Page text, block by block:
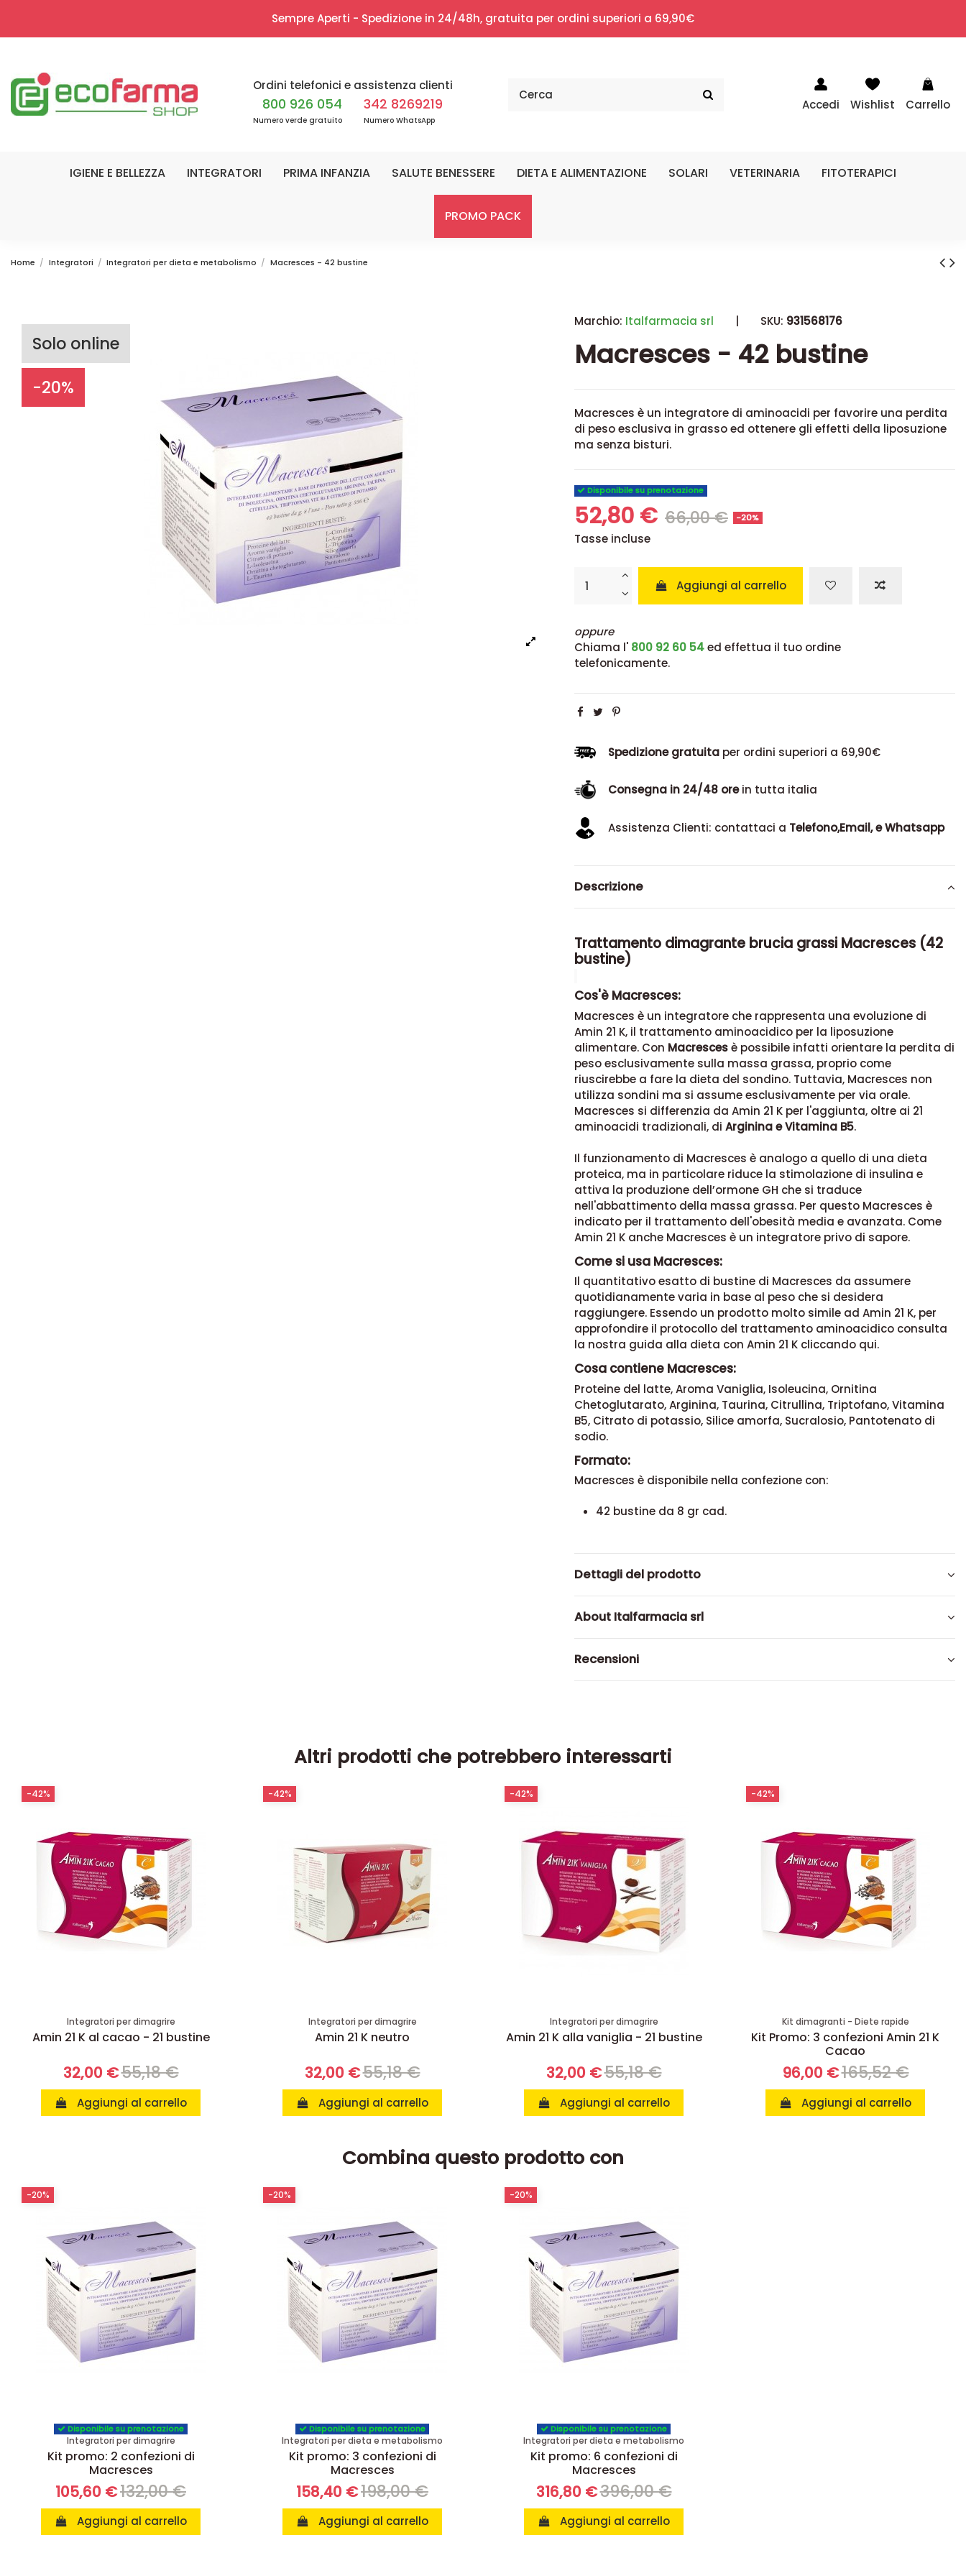
Sempre Aperti - Spedizione in 24/48h, gratuita per ordini superiori a 69,90€
Ordini telefonici e assistenza clienti
800 926 054
Numero verde gratuito
342 8269219
Numero WhatsApp
Accedi Wishlist Carrello
IGIENE E BELLEZZA INTEGRATORI PRIMA INFANZIA SALUTE BENESSERE DIETA E ALIMENTAZIONE SOLARI VETERINARIA FITOTERAPICI
PROMO PACK
Home Integratori Integratori per dieta e metabolismo Macresces - 42 bustine
Solo online
-20%
Marchio: Italfarmacia srl | SKU: 931568176
Macresces - 42 bustine
Macresces è un integratore di aminoacidi per favorire una perdita
Disponibile su prenotazione
52,80 €
Tasse incluse
oppure
telefonicamente.
Spedizione gratuita per ordini superiori a 69,90€
Consegna in 24/48 orein tutta italia
bustine)
Cos'è Macresces:
Macresces è un integratore che rappresenta una evoluzione di
Amin 21 K, il trattamento aminoacidico per la liposuzione
alimentare. ConMacrescesè possibile infatti orientare la perdita di
peso esclusivamente sulla massa grassa, proprio come
riuscirebbe a fare la dieta del sondino. Tuttavia, Macresces non
utilizza sondini ma si assume esclusivamente per via orale.
aminoacidi tradizionali, diArginina e Vitamina B5.
Il funzionamento di Macresces è analogo a quello di una dieta
proteica, ma in particolare riduce la stimolazione di insulina e
attiva la produzione dell’ormone GH che si traduce
nell'abbattimento della massa grassa. Per questo Macresces è
indicato per il trattamento dell'obesità media e avanzata. Come
Amin 21 K anche Macresces è un integratore privo di sapore.
Come si usa Macresces:
Il quantitativo esatto di bustine di Macresces da assumere
quotidianamente varia in base al peso che si desidera
raggiungere. Essendo un prodotto molto simile ad Amin 21 K, per
approfondire il protocollo del trattamento aminoacidico consulta
la nostraguida alla dieta con Amin 21 K cliccando qui
Cosa contiene Macresces:
Proteine del latte, Aroma Vaniglia, Isoleucina, Ornitina
Chetoglutarato, Arginina, Taurina, Citrullina, Triptofano, Vitamina
B5, Citrato di potassio, Silice amorfa, Sucralosio, Pantotenato di
sodio.
Macresces è disponibile nella confezione con:
Altri prodotti che potrebbero interessarti
Amin 21 K al cacao - 21 bustine
32,00 €55,18 €
Amin 21 K neutro
32,00 €55,18 €
Amin 21 K alla vaniglia - 21 bustine
32,00 €55,18 €
Kit dimagranti - Diete rapide
Kit Promo: 3 confezioni Amin 21 K
Cacao
96,00 €165,52 €
Combina questo prodotto con
Disponibile su prenotazione
Integratori per dimagrire
Kit promo: 2 confezioni di
Macresces
105,60 €132,00 €
Disponibile su prenotazione
Integratori per dieta e metabolismo
Kit promo: 3 confezioni di
Macresces
158,40 €198,00 €
Disponibile su prenotazione
Integratori per dieta e metabolismo
Kit promo: 6 confezioni di
Macresces
316,80 €396,00 €